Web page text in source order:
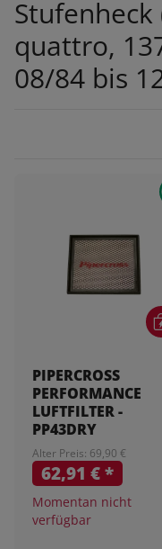
Stufenheck
quattro,
08/84 bis
PIPERCROSS
PERFORMANCE
LUFTFILTER -
PP43DRY
Alter Preis: 69,90 €
62,91 €*
Momentan nicht
verfügbar